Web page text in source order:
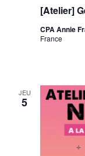
[Atelier]
CPA Annie
France
JEU
5